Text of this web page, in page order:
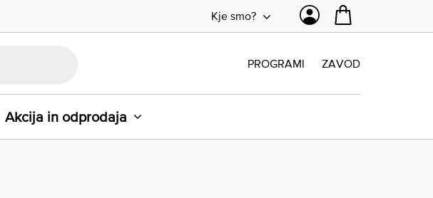
Kje smo?
Akcija in odprodaja
PROGRAMI ZAVOD